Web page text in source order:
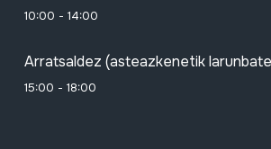
10:00 - 14:00
Arratsaldez (asteazkenetik
15:00 - 18:00